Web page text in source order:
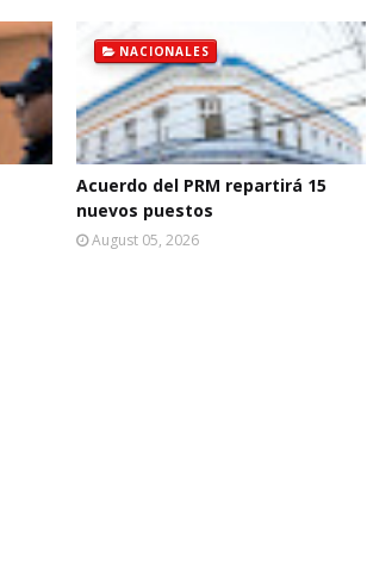
NACIONALES
Acuerdo del PRM repartirá 15
nuevos puestos
August 05, 2026